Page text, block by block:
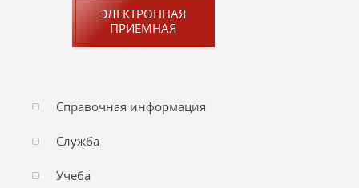
ЭЛЕКТРОННАЯ
ПРИЕМНАЯ
Справочная информация
Служба
Учеба